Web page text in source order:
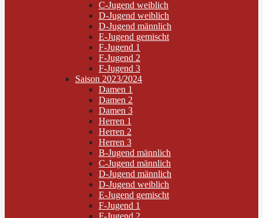
C-Jugend weiblich
D-Jugend weiblich
D-Jugend männlich
E-Jugend gemischt
F-Jugend 1
F-Jugend 2
F-Jugend 3
Saison 2023/2024
Damen 1
Damen 2
Damen 3
Herren 1
Herren 2
Herren 3
B-Jugend männlich
C-Jugend männlich
D-Jugend männlich
D-Jugend weiblich
E-Jugend gemischt
F-Jugend 1
F-Jugend 2